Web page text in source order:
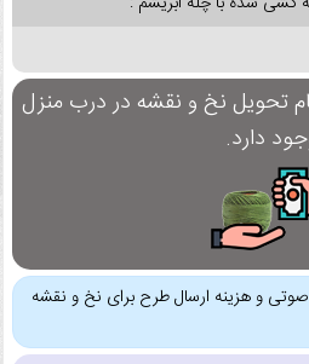
تحویل نخ و نقشه در درب منزل
دارد.
و هزینه ارسال طرح برای نخ و نقشه